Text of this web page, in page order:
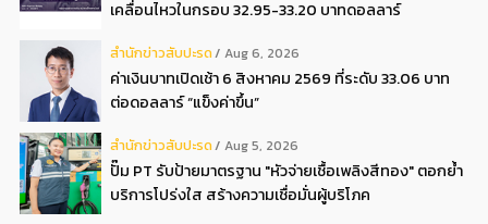
เคลื่อนไหวในกรอบ 32.95-33.20 บาทดอลลาร์
สํานักข่าวสับปะรด Aug 6, 2026
ค่าเงินบาทเปิดเช้า 6 สิงหาคม 2569 ที่ระดับ 33.06 บาท
ต่อดอลลาร์ “แข็งค่าขึ้น”
สํานักข่าวสับปะรด Aug 5, 2026
ปั๊ม PT รับป้ายมาตรฐาน "หัวจ่ายเชื้อเพลิงสีทอง" ตอกย้ำ
บริการโปร่งใส สร้างความเชื่อมั่นผู้บริโภค